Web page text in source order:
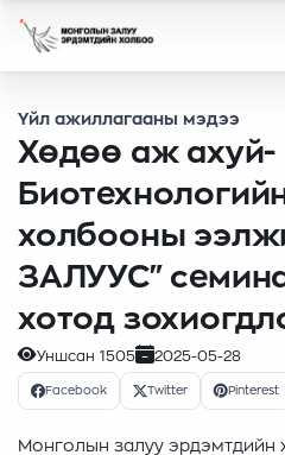
Үйл ажиллагааны мэдээ
Хөдөө аж ахуй-
холбооны
ЗАЛУУС"
хотод
Уншсан 1505 2025-05-28
Facebook Twitter Pinterest
Монголын залуу